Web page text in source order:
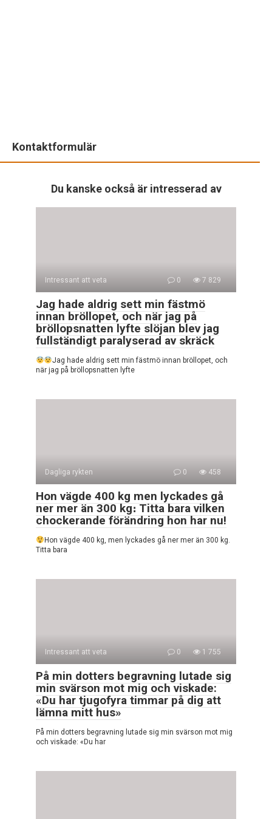
Kontaktformulär
Du kanske också är intresserad av
Intressant att veta 0 7 829
Jag hade aldrig sett min fästmö
innan bröllopet, och när jag på
bröllopsnatten lyfte slöjan blev jag
fullständigt paralyserad av skräck
Jag hade aldrig sett min fästmö innan bröllopet, och
när jag på bröllopsnatten lyfte
Dagliga rykten 0 458
Hon vägde 400 kg men lyckades gå
ner mer än 300 kg։ Titta bara vilken
chockerande förändring hon har nu!
Hon vägde 400 kg, men lyckades gå ner mer än 300 kg.
Titta bara
Intressant att veta 0 1 755
På min dotters begravning lutade sig
min svärson mot mig och viskade:
«Du har tjugofyra timmar på dig att
lämna mitt hus»
På min dotters begravning lutade sig min svärson mot mig
och viskade: «Du har